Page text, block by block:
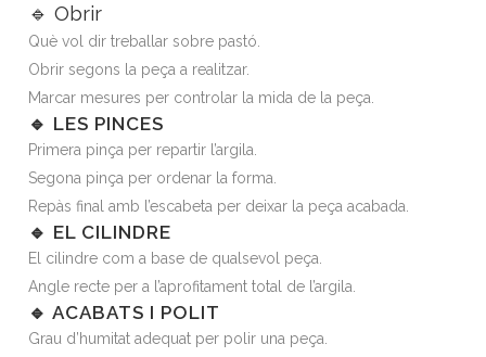
🔹 Obrir
Què vol dir treballar sobre pastó.
Obrir segons la peça a realitzar.
Marcar mesures per controlar la mida de la peça.
🔹 LES PINCES
Primera pinça per repartir l’argila.
Segona pinça per ordenar la forma.
Repàs final amb l’escabeta per deixar la peça acabada.
🔹 EL CILINDRE
El cilindre com a base de qualsevol peça.
Angle recte per a l’aprofitament total de l’argila.
🔹 ACABATS I POLIT
Grau d’humitat adequat per polir una peça.